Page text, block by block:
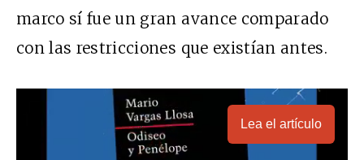
marco sí fue un gran avance comparado
con las restricciones que existían antes.
Lea el artículo